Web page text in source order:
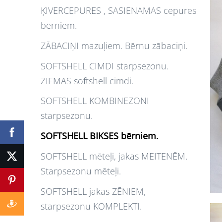
ĶIVERCEPURES , SASIENAMAS cepures
bērniem.
ZĀBACIŅI mazuļiem. Bērnu zābaciņi.
SOFTSHELL CIMDI starpsezonu.
ZIEMAS softshell cimdi.
SOFTSHELL KOMBINEZONI
starpsezonu.
SOFTSHELL BIKSES bērniem.
SOFTSHELL mēteļi, jakas MEITENĒM.
Starpsezonu mēteļi.
SOFTSHELL jakas ZĒNIEM,
starpsezonu KOMPLEKTI.